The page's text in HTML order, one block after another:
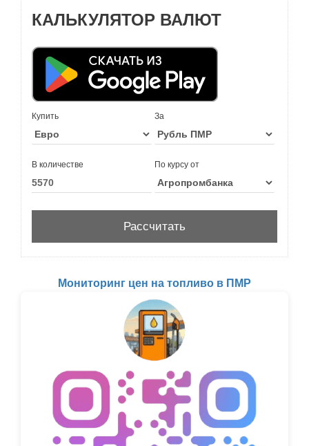
КАЛЬКУЛЯТОР ВАЛЮТ
Купить За
В количестве По курсу от
Мониторинг цен на топливо в ПМР